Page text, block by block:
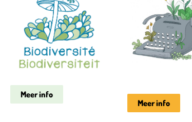
Meer info
Meer info